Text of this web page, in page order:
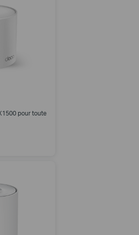
pour toute